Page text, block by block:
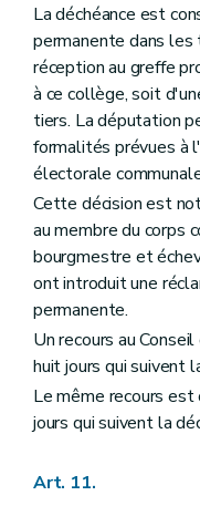
Art. 191
Art. 192
Art. 193
Art. 194
Art. 195
Art. 196 à
Section 3
Art. 201
Art. 202
Art. 203
Art. 204
Art. 205
Art. 206
Art. 207
Art. 208
Art. 209
Art. 210 à
Art. 215
Section 4
Art. 216
Art. 217
Chapitre IV
La déchéance est
permanente dans
réception au greffe
à ce collège, soit
tiers. La députation
formalités prévues à
électorale
Cette décision est
au membre du corps
bourgmestre et
ont introduit une
permanente.
Un recours au
huit jours qui suivent
Le même recours
jours qui suivent la
Art. 11.